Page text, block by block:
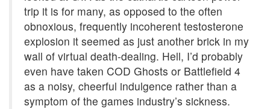
trip it is for many, as opposed to the often
obnoxious, frequently incoherent testosterone
explosion it seemed as just another brick in my
wall of virtual death-dealing. Hell, I’d probably
even have taken COD Ghosts or Battlefield 4
as a noisy, cheerful indulgence rather than a
symptom of the games industry’s sickness.